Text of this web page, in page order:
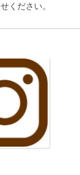
ください。